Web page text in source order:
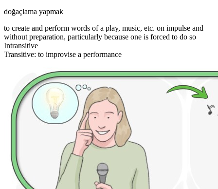
doğaçlama yapmak
to create and perform words of a play, music, etc. on impulse and
without preparation, particularly because one is forced to do so
Intransitive
Transitive: to improvise a performance